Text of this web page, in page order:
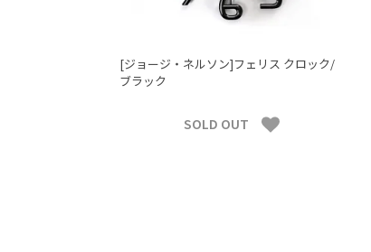
[ジョージ・ネルソン]フェリス クロック/
ブラック
SOLD OUT